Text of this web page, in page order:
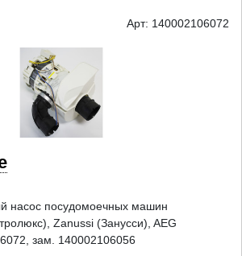
Арт: 140002106072
насос посудомоечных машин
Zanussi (Занусси), AEG
зам. 140002106056